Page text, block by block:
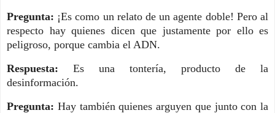
Pregunta: ¡Es como un relato de un agente doble! Pero al
respecto hay quienes dicen que justamente por ello es
peligroso, porque cambia el ADN.
Respuesta: Es una tontería, producto de la
desinformación.
Pregunta: Hay también quienes arguyen que junto con la